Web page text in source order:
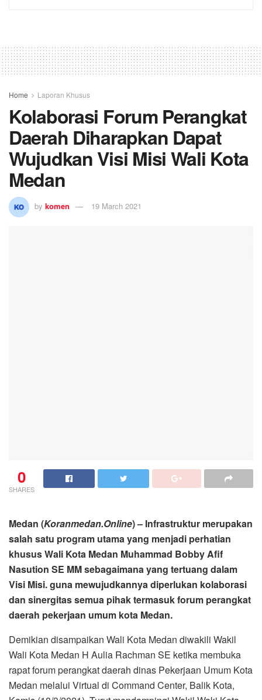
Home Laporan Khusus
Kolaborasi Forum Perangkat
Daerah Diharapkan Dapat
Wujudkan Visi Misi Wali Kota
Medan
by komen 19 March 2021
0
SHARES
Medan (Koranmedan.Online) – Infrastruktur merupakan
salah satu program utama yang menjadi perhatian
khusus Wali Kota Medan Muhammad Bobby Afif
Nasution SE MM sebagaimana yang tertuang dalam
Visi Misi. guna mewujudkannya diperlukan kolaborasi
dan sinergitas semua pihak termasuk forum perangkat
daerah pekerjaan umum kota Medan.
Demikian disampaikan Wali Kota Medan diwakili Wakil
Wali Kota Medan H Aulia Rachman SE ketika membuka
rapat forum perangkat daerah dinas Pekerjaan Umum Kota
Medan melalui Virtual di Command Center, Balik Kota,